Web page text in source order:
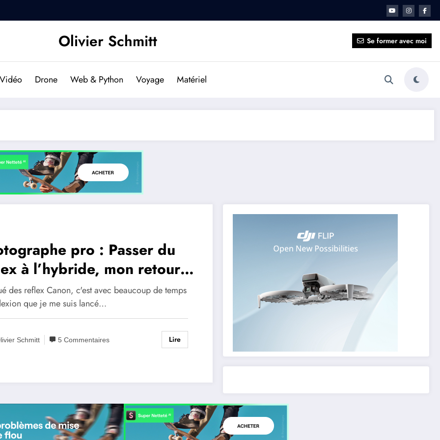
Olivier Schmitt Se former avec moi
Vidéo Drone Web & Python Voyage Matériel
pro : Passer du
à l’hybride, mon retour
des reflex Canon, c'est avec beaucoup de temps
que je me suis lancé…
Schmitt 5 Commentaires Lire